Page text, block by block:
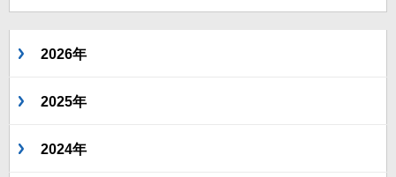
2026年
2025年
2024年